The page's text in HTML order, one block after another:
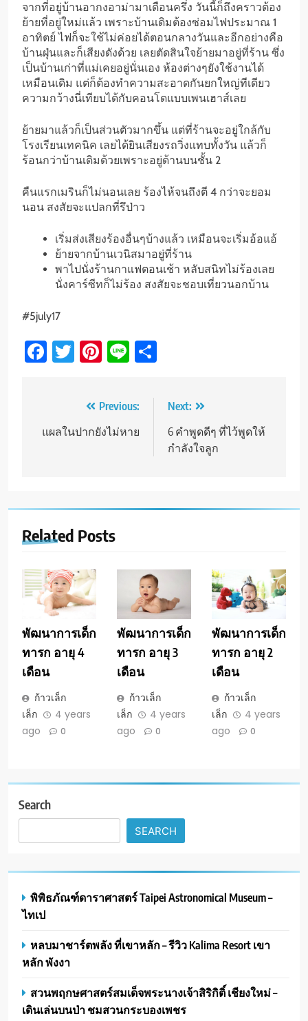
จากที่อยู่บ้านอากงอาม่ามาเดือนครึ่ง วันนี้ก็ถึงคราวต้อง
ย้ายที่อยู่ใหม่แล้ว เพราะบ้านเดิมต้องซ่อมไฟประมาณ 1
อาทิตย์ ไฟก็จะใช้ไม่ค่อยได้ตอนกลางวันและอีกอย่างคือ
บ้านฝุ่นและก็เสียงดังด้วย เลยตัดสินใจย้ายมาอยู่ที่ร้าน ซึ่ง
เป็นบ้านเก่าที่แม่เคยอยู่นั่นเอง ห้องต่างๆยังใช้งานได้
เหมือนเดิม แต่ก็ต้องทำความสะอาดกันยกใหญ่ทีเดียว
ความกว้างนี่เทียบได้กับคอนโดแบบเพนเฮาส์เลย
ย้ายมาแล้วก็เป็นส่วนตัวมากขึ้น แต่ที่ร้านจะอยู่ใกล้กับ
โรงเรียนเทคนิค เลยได้ยินเสียงรถวิ่งแทบทั้งวัน แล้วก็
ร้อนกว่าบ้านเดิมด้วยเพราะอยู่ด้านบนชั้น 2
คืนแรกเมรินก็ไม่นอนเลย ร้องไห้จนถึงตี 4 กว่าจะยอม
นอน สงสัยจะแปลกที่รึป่าว
เริ่มส่งเสียงร้องอื่นๆบ้างแล้ว เหมือนจะเริ่มอ้อแอ้
ย้ายจากบ้านเวนิสมาอยู่ที่ร้าน
พาไปนั่งร้านกาแฟตอนเช้า หลับสนิทไม่ร้องเลย
นั่งคาร์ซีทก็ไม่ร้อง สงสัยจะชอบเที่ยวนอกบ้าน
#5july17
Facebook
TwitterPinterest
Line
navigation
Previous:
แผลในปากยังไม่หาย
Next:
6 คำพูดดีๆ ที่ไว้พูดให้
กำลังใจลูก
Related Posts
พัฒนาการเด็ก
ทารก อายุ 4
เดือน
ก้าวเล็ก
เล็ก
4 years
ago
0
พัฒนาการเด็ก
ทารก อายุ 3
เดือน
ก้าวเล็ก
เล็ก
4 years
ago
0
พัฒนาการเด็ก
ทารก อายุ 2
เดือน
ก้าวเล็ก
เล็ก
4 years
ago
0
Search
SEARCH
พิพิธภัณฑ์ดาราศาสตร์ Taipei Astronomical Museum –
ไทเป
หลบมาชาร์ตพลัง ที่เขาหลัก – รีวิว Kalima Resort เขา
หลัก พังงา
สวนพฤกษศาสตร์สมเด็จพระนางเจ้าสิริกิติ์ เชียงใหม่ –
เดินเล่นบนป่า ชมสวนกระบองเพชร